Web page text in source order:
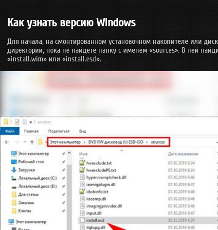
Как узнать версию Windows
Для начала, на смонтированном установочном накопителе или
директории, пока не найдете папку с именем «sources». В ней
«install.wim» или «install.esd».